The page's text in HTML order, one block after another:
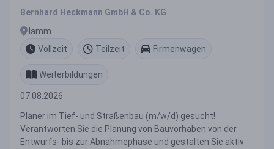
Bernhard Heckmann GmbH & Co. KG
Hamm
Vollzeit
Teilzeit Firmenwagen
Weiterbildungen
07.08.2026
Planer im Tief- und Straßenbau (m/w/d) gesucht!
Verantworten Sie die Planung von Bauvorhaben von der
Entwurfs- bis zur Abnahmephase und gestalten Sie aktiv